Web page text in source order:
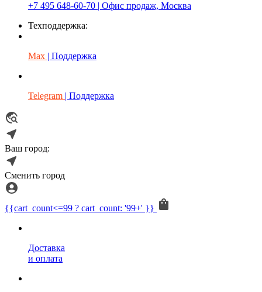
+7 495 648-60-70 | Офис продаж, Москва
Техподдержка:
Max | Поддержка
Telegram | Поддержка
Ваш город:
Сменить город
{{cart_count<=99 ? cart_count: '99+' }}
Доставка
и оплата